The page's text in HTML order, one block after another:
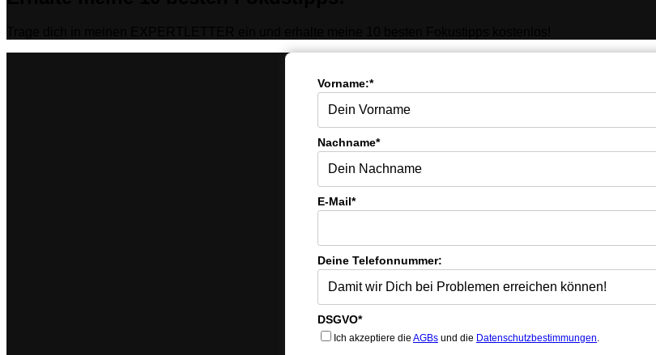
Vorname:*
Nachname*
E-Mail*
Deine Telefonnummer:
DSGVO*
Ich akzeptiere die AGBs und die Datenschutzbestimmungen.